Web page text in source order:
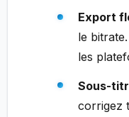
Export
le
les
Sous-
corrigez